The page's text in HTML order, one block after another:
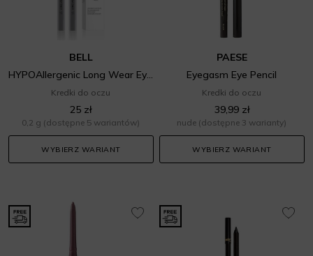
BELL
HYPOAllergenic Long Wear Eye Pencil
Kredki do oczu
25 zł
0,2 g (dostępne 5 wariantów)
WYBIERZ WARIANT
PAESE
Eyegasm Eye Pencil
Kredki do oczu
39,99 zł
nude (dostępne 3 warianty)
WYBIERZ WARIANT